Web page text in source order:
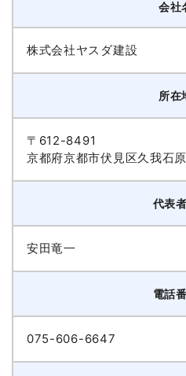
会社
株式会社ヤスダ建設
所在
〒612-8491
京都府京都市伏見区久我石
代表
安田竜一
電話
075-606-6647